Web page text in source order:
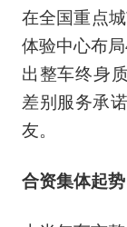
在全国重点
体验中心布
出整车终身
差别服务承
友。
合资集体起